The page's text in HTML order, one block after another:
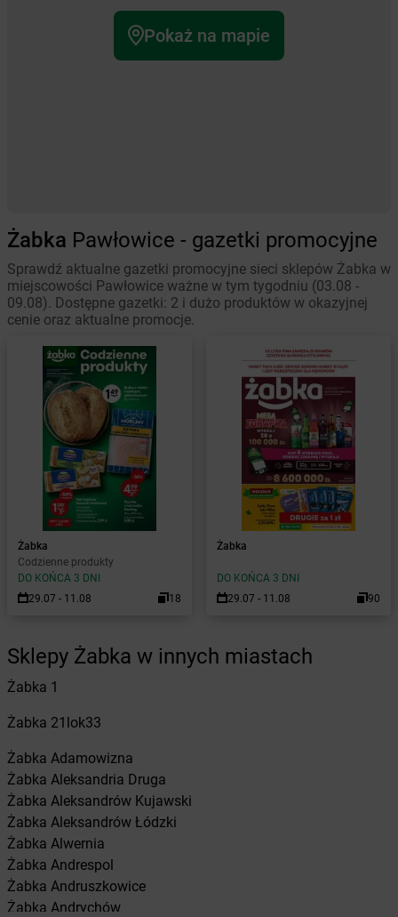
Pokaż na mapie
Żabka Pawłowice - gazetki promocyjne
Sprawdź aktualne gazetki promocyjne sieci sklepów Żabka w
miejscowości Pawłowice ważne w tym tygodniu (03.08 -
09.08). Dostępne gazetki: 2 i dużo produktów w okazyjnej
cenie oraz aktualne promocje.
Żabka
Codzienne produkty
DO KOŃCA 3 DNI
29.07 - 11.08
18
Żabka
DO KOŃCA 3 DNI
29.07 - 11.08
90
Sklepy Żabka w innych miastach
Żabka 1
Żabka 21lok33
Żabka Adamowizna
Żabka Aleksandria Druga
Żabka Aleksandrów Kujawski
Żabka Aleksandrów Łódzki
Żabka Alwernia
Żabka Andrespol
Żabka Andruszkowice
Żabka Andrychów